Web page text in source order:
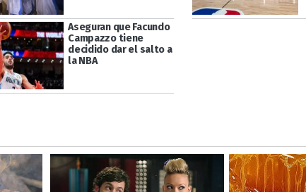
Aseguran que Facundo
Campazzo tiene
decidido dar el salto a
la NBA